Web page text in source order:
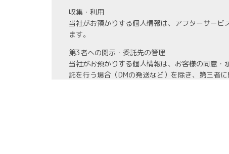
収集・利用
当社がお預かりする個人情報は、アフターサー
ます。
第3者への開示・委託先の管理
当社がお預かりする個人情報は、お客様の同意
託を行う場合（DMの発送など）を除き、第三者に
当社がお預かりする氏名、住所、電話番号等の